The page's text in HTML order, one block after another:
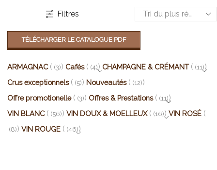
Filtres
TÉLÉCHARGER LE CATALOGUE PDF
ARMAGNAC (3) Cafés (4) CHAMPAGNE & CRÉMANT (11)
Crus exceptionnels (5) Nouveautés (12)
Offre promotionelle (3) Offres & Prestations (11)
VIN BLANC (56) VIN DOUX & MOELLEUX (16) VIN ROSÉ
(8) VIN ROUGE (46)